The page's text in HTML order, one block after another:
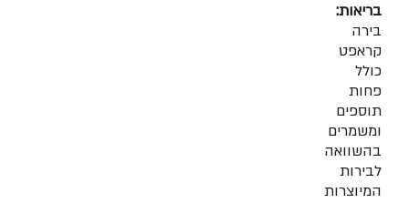
בריאות:
בירה
קראפט
כולל
פחות
תוספים
ומשמרים
בהשוואה
לבירות
המיוצרות